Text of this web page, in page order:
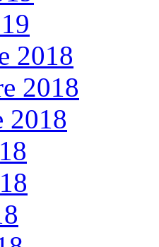
2018
2018
2018